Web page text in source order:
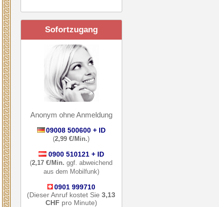
Sofortzugang
Anonym ohne Anmeldung
09008 500600 + ID
(2,99 €/Min.)
0900 510121 + ID
(2,17 €/Min. ggf. abweichend
aus dem Mobilfunk)
0901 999710
(Dieser Anruf kostet Sie3,13
CHF pro Minute)